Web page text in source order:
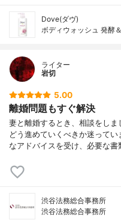
Dove(ダヴ)
ボディウォッシュ 発酵
ライター
岩切
5.00
離婚問題もすぐ解決
妻と離婚するとき、相談をしま
どう進めていくべきか迷って
なアドバイスを受け、必要な
渋谷法務総合事務所
渋谷法務総合事務所